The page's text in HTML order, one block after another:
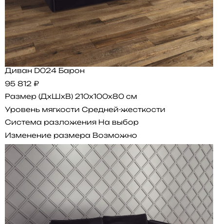
Диван D024 Барон
95 812 ₽
Размер (ДхШхВ) 210x100x80 см
Уровень мягкости Средней-жесткости
Система разложения На выбор
Изменение размера Возможно